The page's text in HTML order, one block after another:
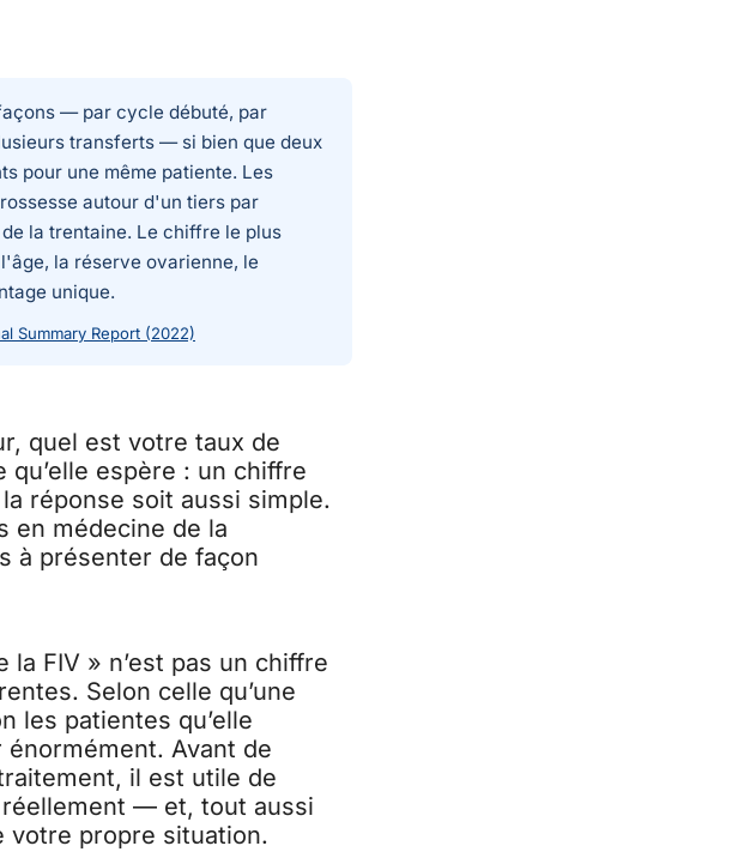
— par cycle débuté, par
transferts — si bien que deux
pour une même patiente. Les
autour d'un tiers par
la trentaine. Le chiffre le plus
la réserve ovarienne, le
unique.
Summary Report (2022)
quel est votre taux de
espère : un chiffre
réponse soit aussi simple.
en médecine de la
à présenter de façon
FIV » n’est pas un chiffre
Selon celle qu’une
les patientes qu’elle
Avant de
il est utile de
— et, tout aussi
votre propre situation.